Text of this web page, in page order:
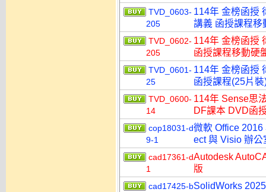
TVD_0603-
205
114年 金榜函授
講義 函授課程移
TVD_0602-
205
114年 金榜函授
函授課程移動硬
TVD_0601-
25
114年 金榜函授
函授課程(25片
TVD_0600-
14
114年 Sense思
DF課本 DVD函
cop18031-d
9-1
微軟 Office
ect 與 Visio 辦
cad17361-d
1
Autodesk
版
cad17425-bSolidWorks